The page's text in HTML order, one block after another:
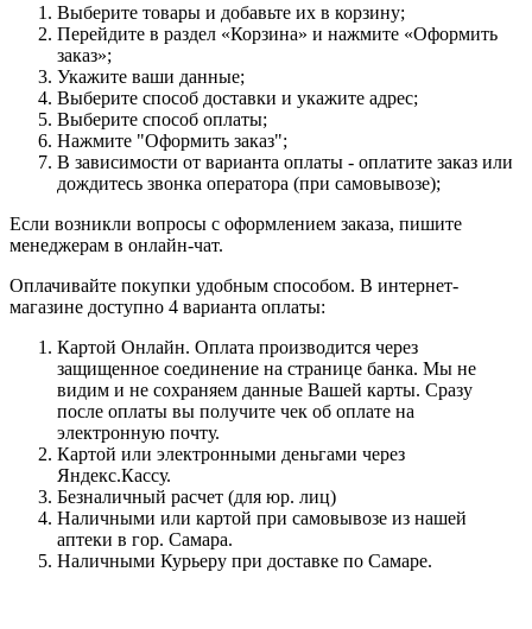
Выберите товары и добавьте их в корзину;
Перейдите в раздел «Корзина» и нажмите «Оформить
заказ»;
Укажите ваши данные;
Выберите способ доставки и укажите адрес;
Выберите способ оплаты;
Нажмите "Оформить заказ";
В зависимости от варианта оплаты - оплатите заказ или
дождитесь звонка оператора (при самовывозе);
Если возникли вопросы с оформлением заказа, пишите
менеджерам в онлайн-чат.
Оплачивайте покупки удобным способом. В интернет-
магазине доступно 4 варианта оплаты:
Картой Онлайн. Оплата производится через
защищенное соединение на странице банка. Мы не
видим и не сохраняем данные Вашей карты. Сразу
после оплаты вы получите чек об оплате на
электронную почту.
Картой или электронными деньгами через
Яндекс.Кассу.
Безналичный расчет (для юр. лиц)
Наличными или картой при самовывозе из нашей
аптеки в гор. Самара.
Наличными Курьеру при доставке по Самаре.